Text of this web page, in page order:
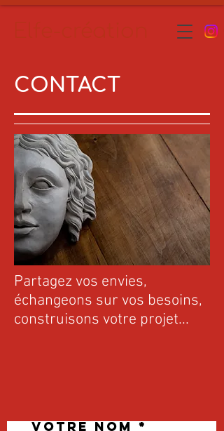
CONTACT
Partagez vos envies,
échangeons sur vos besoins,
construisons votre projet...
Votre nom